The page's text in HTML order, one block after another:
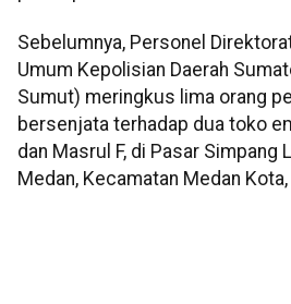
Sebelumnya, Personel
Umum Kepolisian Daerah
Sumut) meringkus lima orang
bersenjata terhadap dua toko
dan Masrul F, di Pasar Simpang
Medan, Kecamatan Medan